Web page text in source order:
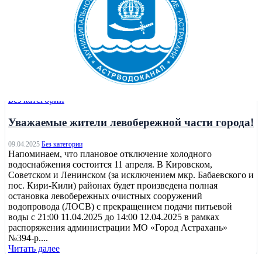
Без категории
Уважаемые жители левобережной части города!
09.04.2025 Без категории
Напоминаем, что плановое отключение холодного
водоснабжения состоится 11 апреля. В Кировском,
Советском и Ленинском (за исключением мкр. Бабаевского и
пос. Кири-Кили) районах будет произведена полная
остановка левобережных очистных сооружений
водопровода (ЛОСВ) с прекращением подачи питьевой
воды с 21:00 11.04.2025 до 14:00 12.04.2025 в рамках
распоряжения администрации МО «Город Астрахань»
№394-р....
Читать далее